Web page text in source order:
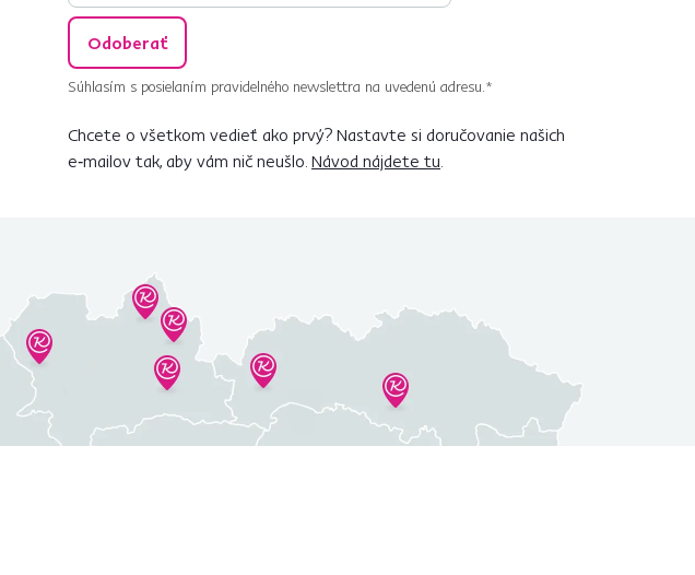
Odoberať
Súhlasím s posielaním pravidelného newslettra na uvedenú adresu.*
Chcete o všetkom vedieť ako prvý? Nastavte si doručovanie našich
e‑mailov tak, aby vám nič neušlo. Návod nájdete tu